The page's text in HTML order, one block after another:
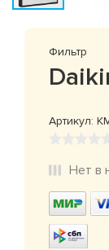
Фильтр
Артикул:
Нет в